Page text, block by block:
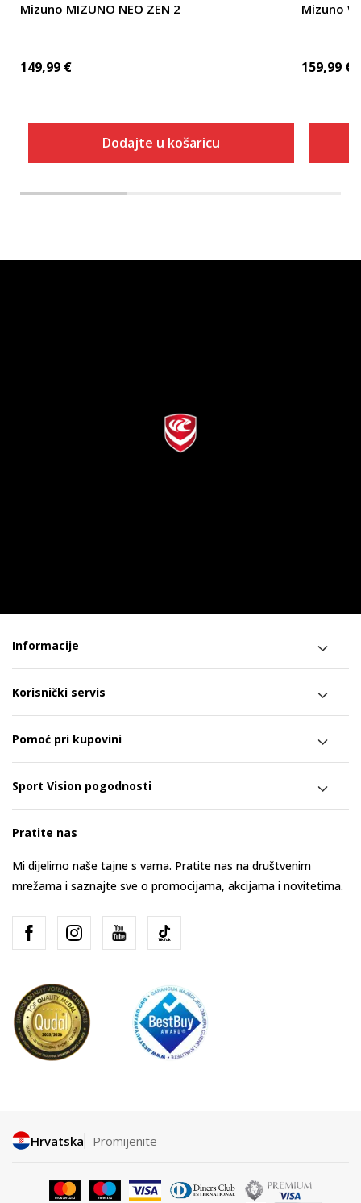
Mizuno MIZUNO NEO ZEN 2
149,99 €
Dodajte u košaricu
Mizuno
159,99 €
Informacije
Korisnički servis
Pomoć pri kupovini
Sport Vision pogodnosti
Pratite nas
Mi dijelimo naše tajne s vama. Pratite nas na društvenim
mrežama i saznajte sve o promocijama, akcijama i novitetima.
Hrvatska Promijenite